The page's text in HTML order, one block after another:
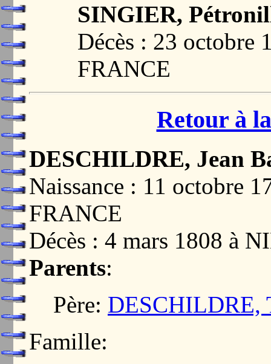
SINGIER,
Décès : 23 octobre
FRANCE
Retour à
DESCHILDRE, Jean
Naissance : 11 octobre
FRANCE
Décès : 4 mars 1808 à
Parents:
Père: DESCHILDRE,
Famille: